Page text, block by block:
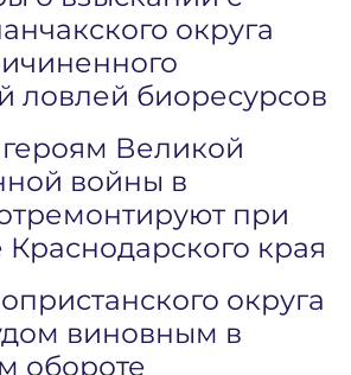
округа
ловлей биоресурсов
Великой
войны в
при
края
округа
виновным в
обороте